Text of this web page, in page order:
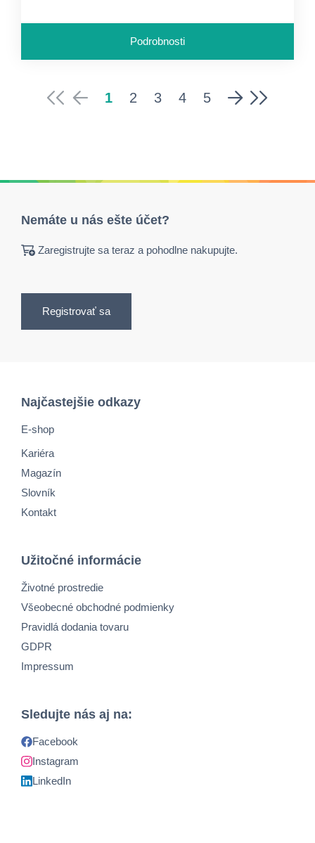
Podrobnosti
1 2 3 4 5
Nemáte u nás ešte účet?
Zaregistrujte sa teraz a pohodlne nakupujte.
Registrovať sa
Najčastejšie odkazy
E-shop
Kariéra
Magazín
Slovník
Kontakt
Užitočné informácie
Životné prostredie
Všeobecné obchodné podmienky
Pravidlá dodania tovaru
GDPR
Impressum
Sledujte nás aj na:
Facebook
Instagram
LinkedIn